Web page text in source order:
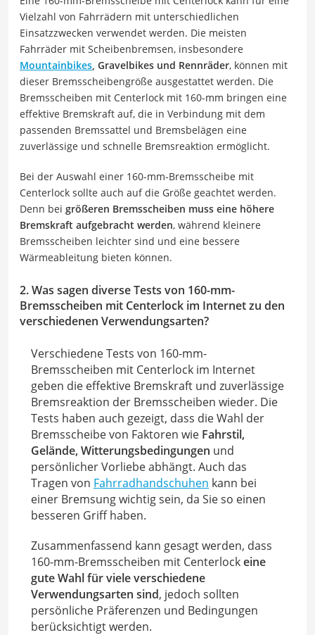
Vielzahl von Fahrrädern mit unterschiedlichen
Einsatzzwecken verwendet werden. Die meisten
Fahrräder mit Scheibenbremsen, insbesondere
Mountainbikes , Gravelbikes und Rennräder, können mit
dieser Bremsscheibengröße ausgestattet werden. Die
Bremsscheiben mit Centerlock mit 160-mm bringen eine
effektive Bremskraft auf, die in Verbindung mit dem
passenden Bremssattel und Bremsbelägen eine
zuverlässige und schnelle Bremsreaktion ermöglicht.
Bei der Auswahl einer 160-mm-Bremsscheibe mit
Centerlock sollte auch auf die Größe geachtet werden.
Denn bei größeren Bremsscheiben muss eine höhere
Bremskraft aufgebracht werden, während kleinere
Bremsscheiben leichter sind und eine bessere
Wärmeableitung bieten können.
2. Was sagen diverse Tests von 160-mm-
Bremsscheiben mit Centerlock im Internet zu den
verschiedenen Verwendungsarten?
Verschiedene Tests von 160-mm-
Bremsscheiben mit Centerlock im Internet
geben die effektive Bremskraft und zuverlässige
Bremsreaktion der Bremsscheiben wieder. Die
Tests haben auch gezeigt, dass die Wahl der
Bremsscheibe von Faktoren wie Fahrstil,
Gelände, Witterungsbedingungen und
persönlicher Vorliebe abhängt. Auch das
Tragen von Fahrradhandschuhen kann bei
einer Bremsung wichtig sein, da Sie so einen
besseren Griff haben.
Zusammenfassend kann gesagt werden, dass
160-mm-Bremsscheiben mit Centerlockeine
gute Wahl für viele verschiedene
Verwendungsarten sind, jedoch sollten
persönliche Präferenzen und Bedingungen
berücksichtigt werden.